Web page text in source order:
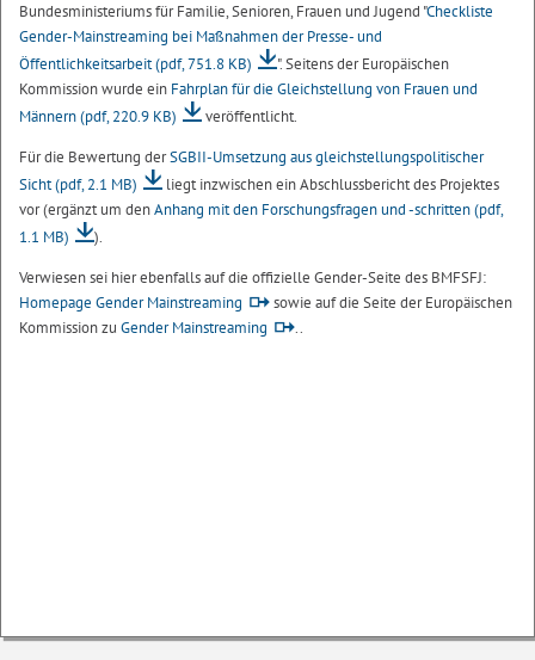
Bundesministeriums für Familie, Senioren, Frauen und Jugend "Checkliste
Gender-Mainstreaming bei Maßnahmen der Presse- und
Öffentlichkeitsarbeit(pdf, 751.8 KB)
". Seitens der Europäischen
Kommission wurde ein Fahrplan für die Gleichstellung von Frauen und
Männern(pdf, 220.9 KB)
veröffentlicht.
Für die Bewertung derSGBII-Umsetzung aus gleichstellungspolitischer
Sicht(pdf, 2.1 MB)
liegt inzwischen ein Abschlussbericht des Projektes
vor (ergänzt um denAnhang mit den Forschungsfragen und -schritten(pdf,
1.1 MB)
).
Verwiesen sei hier ebenfalls auf die offizielle Gender-Seite des BMFSFJ:
Homepage Gender Mainstreaming
sowie auf die Seite der Europäischen
Kommission zu Gender Mainstreaming ..